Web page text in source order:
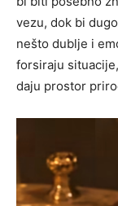
vezu, dok bi
nešto dublje i
forsiraju
daju prostor